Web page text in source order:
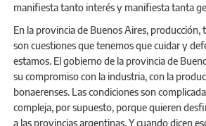
manifiesta tanto interés y manifiesta tanta
En la provincia de Buenos Aires,
son cuestiones que tenemos que cuidar y
estamos. El gobierno de la provincia de
su compromiso con la industria, con la
bonaerenses. Las condiciones son
compleja, por supuesto, porque quieren
a las provincias argentinas. Y cuando dicen